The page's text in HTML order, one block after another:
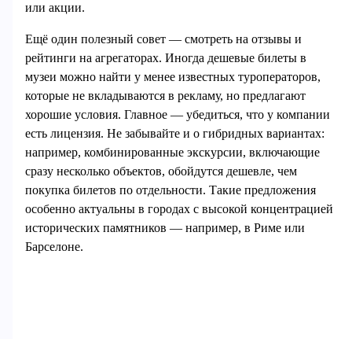
или акции.
Ещё один полезный совет — смотреть на отзывы и
рейтинги на агрегаторах. Иногда дешевые билеты в
музеи можно найти у менее известных туроператоров,
которые не вкладываются в рекламу, но предлагают
хорошие условия. Главное — убедиться, что у компании
есть лицензия. Не забывайте и о гибридных вариантах:
например, комбинированные экскурсии, включающие
сразу несколько объектов, обойдутся дешевле, чем
покупка билетов по отдельности. Такие предложения
особенно актуальны в городах с высокой концентрацией
исторических памятников — например, в Риме или
Барселоне.